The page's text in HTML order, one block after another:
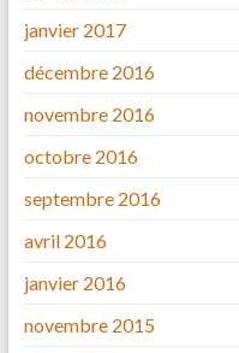
janvier 2017
décembre 2016
novembre 2016
octobre 2016
septembre 2016
avril 2016
janvier 2016
novembre 2015